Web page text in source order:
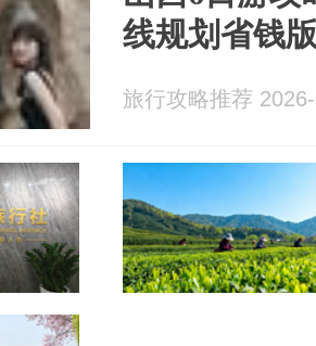
线规划省钱
旅行攻略推荐